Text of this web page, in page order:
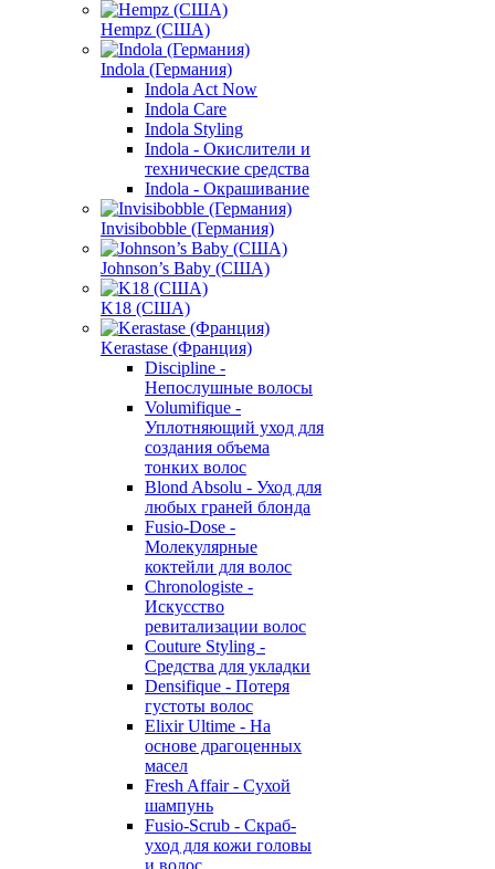
Hempz (США)
Indola (Германия)
Indola Act Now
Indola Care
Indola Styling
Indola - Окислители и
технические средства
Indola - Окрашивание
Invisibobble (Германия)
Johnson’s Baby (США)
K18 (США)
Kerastase (Франция)
Discipline -
Непослушные волосы
Volumifique -
Уплотняющий уход для
создания объема
тонких волос
Blond Absolu - Уход для
любых граней блонда
Fusio-Dose -
Молекулярные
коктейли для волос
Chronologiste -
Искусство
ревитализации волос
Couture Styling -
Средства для укладки
Densifique - Потеря
густоты волос
Elixir Ultime - На
основе драгоценных
масел
Fresh Affair - Сухой
шампунь
Fusio-Scrub - Скраб-
уход для кожи головы
и волос